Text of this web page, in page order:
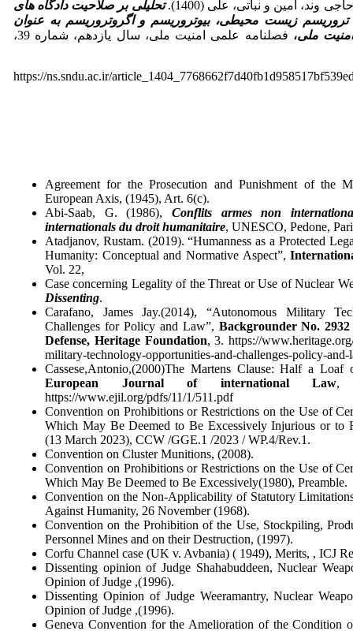
وند، امین و نباتی، علی (1400).
تحلیلی بر صلاحیت دادگاه های
تروریسم زیست محیطی، بیوتروریسم و اگروتروریسم به عنوان
ملی، فصلنامه علمی امنیت ملی، سال یازدهم، شماره 39،
https://ns.sndu.ac.ir/
Agreement for the Prosecution and Punishment of the
European Axis, (1945), Art. 6(c).
Abi-Saab, G. (1986), Conflits armes non
internationals du droit humanitaire, UNESCO, Pedone,
Atadjanov, Rustam. (2019). “Humanness as a Protected
Humanity: Conceptual and Normative Aspect”,
Vol. 22,
Case concerning Legality of the Threat or‌ Use‌ of Nuclear
Dissenting.
Carafano, James Jay.(2014), “Autonomous Military
Challenges for Policy and Law”, Backgrounder No.
Defense, Heritage Foundation, 3. https://
military-technology-opportunities-and-challenges-policy-
Cassese,Antonio,(2000)The Martens Clause: Half a
European Journal of international Law,
https://www.ejil.org/pdfs/11/1/511.pdf
Convention on Prohibitions or Restrictions on the Use of
Which May Be Deemed to Be Excessively Injurious or to
(13 March 2023), CCW /GGE.1 /2023 / WP.4/Rev.1.
Convention on Cluster Munitions, (2008).
Convention on Prohibitions or Restrictions on the Use of
Which May Be Deemed to Be Excessively(1980), Preamble.
Convention on the Non-Applicability of Statutory
Against Humanity, 26 November (1968).
Convention on the Prohibition of the Use, Stockpiling,
Personnel Mines and on their Destruction, (1997).
Corfu Channel case (UK v. Avbania) ( 1949), Merits, , ICJ
Dissenting opinion of Judge Shahabuddeen, Nuclear
Opinion of Judge ,(1996).
Dissenting Opinion of Judge Weeramantry, Nuclear
Opinion of Judge ,(1996).
Geneva Convention for the Amelioration of the Condition